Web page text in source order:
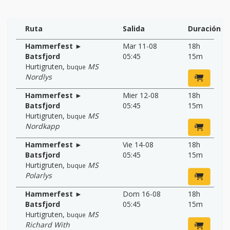
Ruta Salida
Duración
Hammerfest ►
Batsfjord
Hurtigruten, buque MS
Nordlys
Mar 11-08
05:45
18h
15m
Hammerfest ►
Batsfjord
Hurtigruten, buque MS
Nordkapp
Mier 12-08
05:45
18h
15m
Hammerfest ►
Batsfjord
Hurtigruten, buque MS
Polarlys
Vie 14-08
05:45
18h
15m
Hammerfest ►
Batsfjord
Hurtigruten, buque MS
Richard With
Dom 16-08
05:45
18h
15m